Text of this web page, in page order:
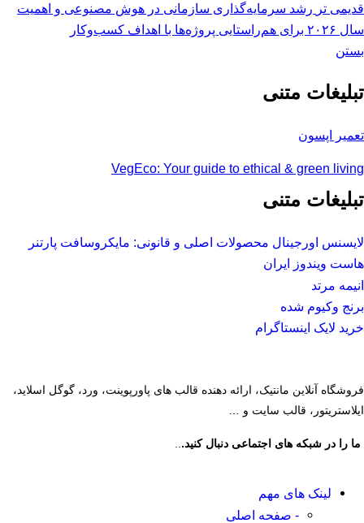
قدیمی تر رشد سرمایه‌گذاری سازمانی در هوش مصنوعی و اهمیت
سال ۲۰۲۶ برای هم‌راستایی پروژه‌ها با اهداف کسب‌وکار
بستن
تبلیغات متنی
تعمیر اپسون
VegEco: Your guide to ethical & green living
تبلیغات متنی
لایسنس اورجینال محصولات اصلی و قانونی: مایکروسافت پارتنر
هاست ویندوز ایران
انیمه مرتد
برنج وکیوم شده
خرید لایک اینستاگرام
فروشگاه آنلاین مانتیک، ارائه دهنده قالب های پاورپوینت، ورد، گوگل اسلاید،
ایلاستریتور، قالب سایت و …
ما را در شبکه های اجتماعی دنبال کنید...
لینک های مهم
- صفحه اصلی